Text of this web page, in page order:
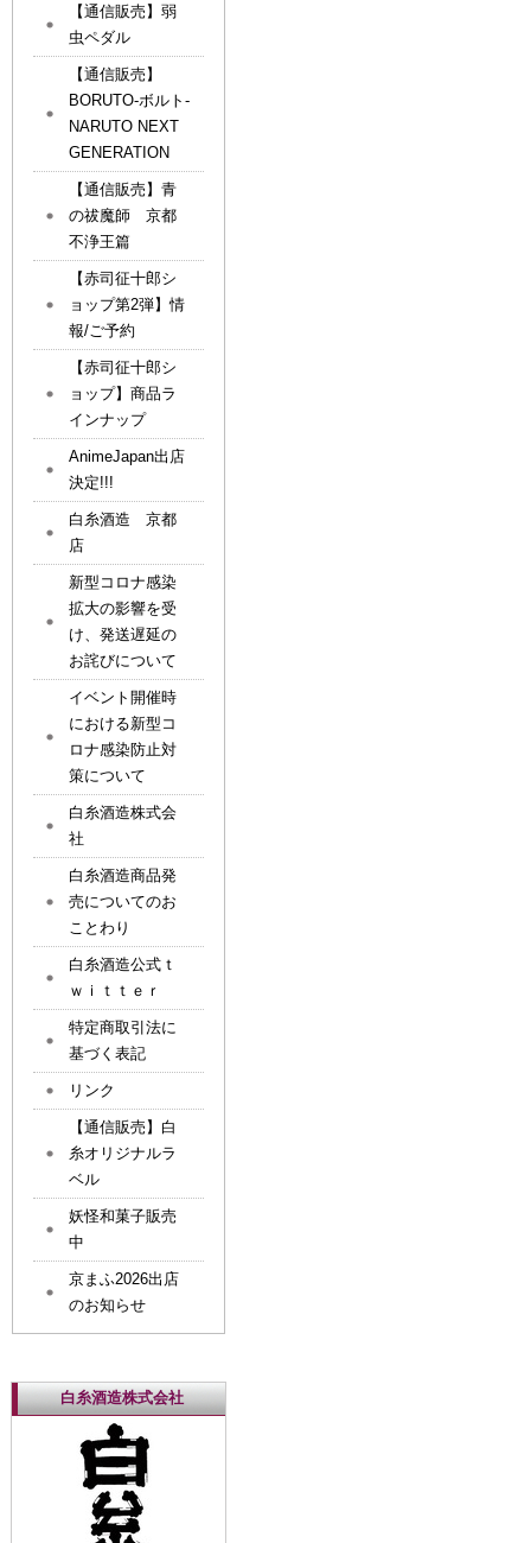
【通信販売】弱
虫ペダル
【通信販売】
BORUTO-ボルト-
NARUTO NEXT
GENERATION
【通信販売】青
の祓魔師 京都
不浄王篇
【赤司征十郎シ
ョップ第2弾】情
報/ご予約
【赤司征十郎シ
ョップ】商品ラ
インナップ
AnimeJapan出店
決定!!!
白糸酒造 京都
店
新型コロナ感染
拡大の影響を受
け、発送遅延の
お詫びについて
イベント開催時
における新型コ
ロナ感染防止対
策について
白糸酒造株式会
社
白糸酒造商品発
売についてのお
ことわり
白糸酒造公式ｔ
ｗｉｔｔｅｒ
特定商取引法に
基づく表記
リンク
【通信販売】白
糸オリジナルラ
ベル
妖怪和菓子販売
中
京まふ2026出店
のお知らせ
白糸酒造株式会社